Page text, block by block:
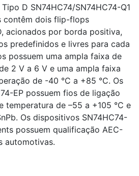
D SN74HC74/SN74HC74-Q1
contêm dois flip-flops
acionados por borda positiva,
predefinidos e livres para cada
possuem uma ampla faixa de
2 V a 6 V e uma ampla faixa
de -40 °C a +85 °C. Os
EP possuem fios de ligação
temperatura de –55 a +105 °C e
Os dispositivos SN74HC74-
possuem qualificação AEC-
automotivas.